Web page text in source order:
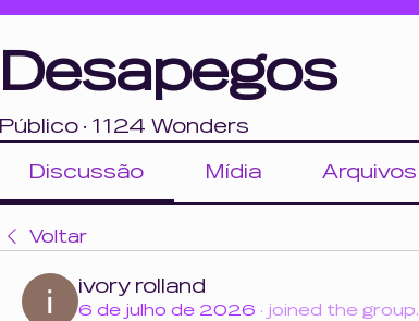
Desapegos
Público · 1124 Wonders
Discussão Mídia Arquivos
Voltar
ivory rolland
6 de julho de 2026 · joined the group.